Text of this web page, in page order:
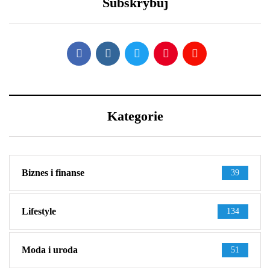
jest aż tak wyjątkowy?
Kategorie
Biznes i finanse 39
Lifestyle 134
Moda i uroda 51